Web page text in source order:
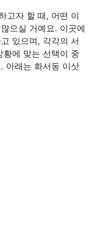
고자 할 때, 어떤 이
으실 거예요. 이곳에
있으며, 각각의 서
황에 맞는 선택이 중
아래는 화서동 이삿